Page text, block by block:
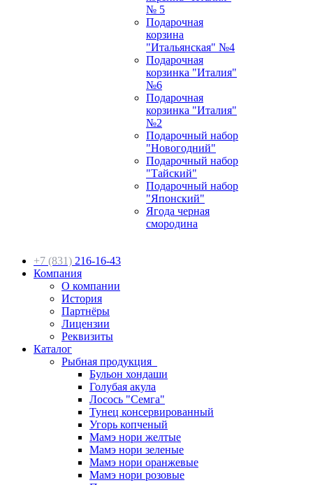
№ 5
Подарочная
корзина
"Итальянская" №4
Подарочная
корзинка "Италия"
№6
Подарочная
корзинка "Италия"
№2
Подарочный набор
"Новогодний"
Подарочный набор
"Тайский"
Подарочный набор
"Японский"
Ягода черная
смородина
+7 (831) 216-16-43
Компания
О компании
История
Партнёры
Лицензии
Реквизиты
Каталог
Рыбная продукция
Бульон хондаши
Голубая акула
Лосось "Семга"
Тунец консервированный
Угорь копченый
Мамэ нори желтые
Мамэ нори зеленые
Мамэ нори оранжевые
Мамэ нори розовые